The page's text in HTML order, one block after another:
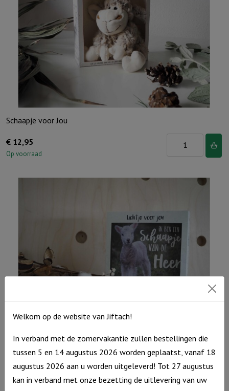
Schaapje voor Jou
€ 12,95
Op voorraad
Schaapje
Lichtje voor jou: Ik ben een schaapje van de Heer
12,95
Op voorraad
Lichtje
voor
jou:
Welkom op de website van Jiftach!
In verband met de zomervakantie zullen bestellingen die
tussen 5 en 14 augustus 2026 worden geplaatst, vanaf 18
augustus 2026 aan u worden uitgeleverd! Tot 27 augustus
kan in verband met onze bezetting de uitlevering van uw